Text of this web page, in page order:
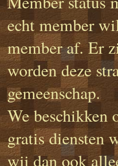
echt member
member af. Er
worden deze
gemeenschap.
We beschikken
gratis diensten
wij dan ook